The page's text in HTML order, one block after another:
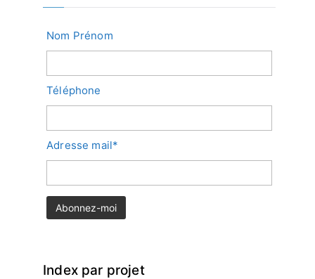
Nom Prénom
Téléphone
Adresse mail*
Index par projet